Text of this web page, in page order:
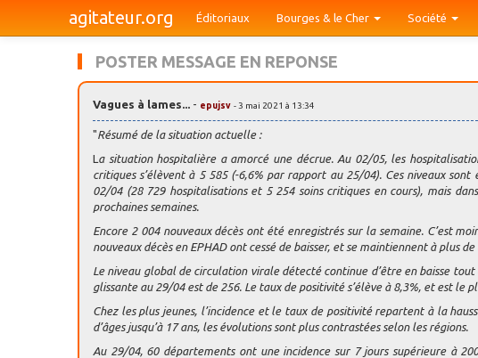
agitateur.org Éditoriaux Bourges & le Cher Société
POSTER MESSAGE EN REPONSE
Vagues à lames... - epujsv - 3 mai 2021 à 13:34
"Résumé de la situation actuelle :
L a situation hospitalière a amorcé une décrue. Au 02/05, les
critiques s’élèvent à 5 585 (-6,6% par rapport au 25/04). Ces niveaux
02/04 (28 729 hospitalisations et 5 254 soins critiques en cours), mais
prochaines semaines.
Encore 2 004 nouveaux décès ont été enregistrés sur la semaine. C’est
nouveaux décès en EPHAD ont cessé de baisser, et se maintiennent à plus de
Le niveau global de circulation virale détecté continue d’être en baisse
glissante au 29/04 est de 256. Le taux de positivité s’élève à 8,3%, et est le
Chez les plus jeunes, l’incidence et le taux de positivité repartent à la
d’âges jusqu’à 17 ans, les évolutions sont plus contrastées selon les régions.
Au 29/04, 60 départements ont une incidence sur 7 jours supérieure à